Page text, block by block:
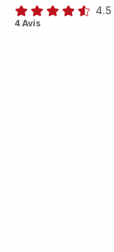
ratings.4.5
4.5
4 Avis